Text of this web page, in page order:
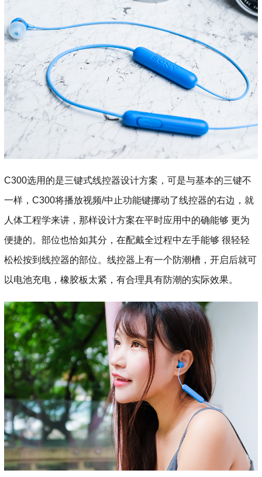
C300选用的是三键式线控器设计方案，可是与基本的三键不
一样，C300将播放视频/中止功能键挪动了线控器的右边，就
人体工程学来讲，那样设计方案在平时应用中的确能够 更为
便捷的。部位也恰如其分，在配戴全过程中左手能够 很轻轻
松松按到线控器的部位。线控器上有一个防潮槽，开启后就可
以电池充电，橡胶板太紧，有合理具有防潮的实际效果。